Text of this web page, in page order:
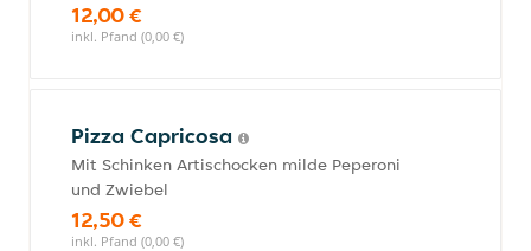
12,00 €
inkl. Pfand (0,00 €)
Pizza Capricosa
Mit Schinken Artischocken milde Peperoni
und Zwiebel
12,50 €
inkl. Pfand (0,00 €)